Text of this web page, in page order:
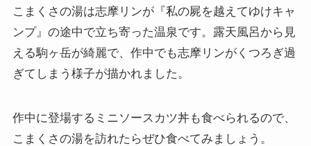
こまくさの湯は志摩リンが『私の屍を越えてゆけキャ
ンプ』の途中で立ち寄った温泉です。露天風呂から見
える駒ヶ岳が綺麗で、作中でも志摩リンがくつろぎ過
ぎてしまう様子が描かれました。
作中に登場するミニソースカツ丼も食べられるので、
こまくさの湯を訪れたらぜひ食べてみましょう。